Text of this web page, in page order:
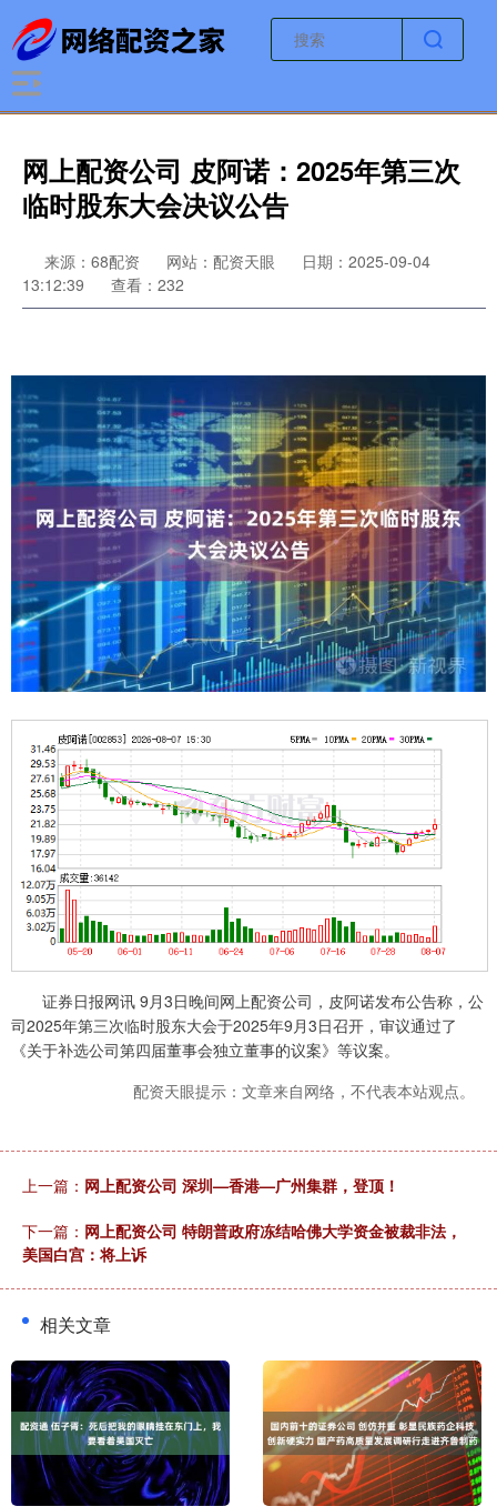
网上配资公司 皮阿诺：2025年第三次
临时股东大会决议公告
来源：68配资 网站：配资天眼
日期：2025-09-04
13:12:39
查看：232
证券日报网讯 9月3日晚间网上配资公司，皮阿诺发布公告称，公
司2025年第三次临时股东大会于2025年9月3日召开，审议通过了
《关于补选公司第四届董事会独立董事的议案》等议案。
配资天眼提示：文章来自网络，不代表本站观点。
上一篇： 网上配资公司 深圳—香港—广州集群，登顶！
下一篇： 网上配资公司 特朗普政府冻结哈佛大学资金被裁非法，
美国白宫：将上诉
相关文章